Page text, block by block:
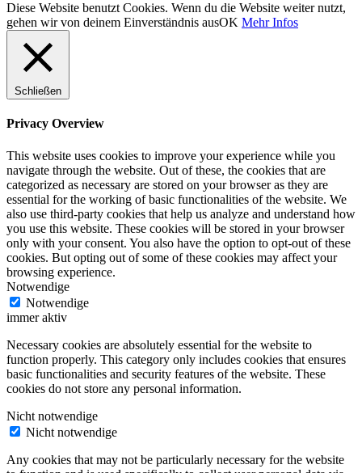
Diese Website benutzt Cookies. Wenn du die Website weiter nutzt,
gehen wir von deinem Einverständnis ausOK Mehr Infos
Schließen
Privacy Overview
This website uses cookies to improve your experience while you
navigate through the website. Out of these, the cookies that are
categorized as necessary are stored on your browser as they are
essential for the working of basic functionalities of the website. We
also use third-party cookies that help us analyze and understand how
you use this website. These cookies will be stored in your browser
only with your consent. You also have the option to opt-out of these
cookies. But opting out of some of these cookies may affect your
browsing experience.
Notwendige
Notwendige
immer aktiv
Necessary cookies are absolutely essential for the website to
function properly. This category only includes cookies that ensures
basic functionalities and security features of the website. These
cookies do not store any personal information.
Nicht notwendige
Nicht notwendige
Any cookies that may not be particularly necessary for the website